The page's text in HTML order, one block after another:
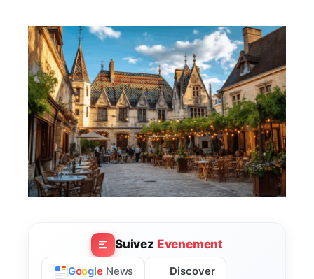
Suivez Evenement
Google News Discover